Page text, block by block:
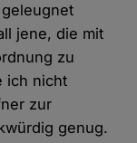
jene, die mit
zu
ich nicht
zur
genug.